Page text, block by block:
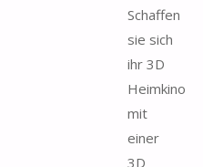
Schaffen
sie sich
ihr 3D
Heimkino
mit
einer
3D